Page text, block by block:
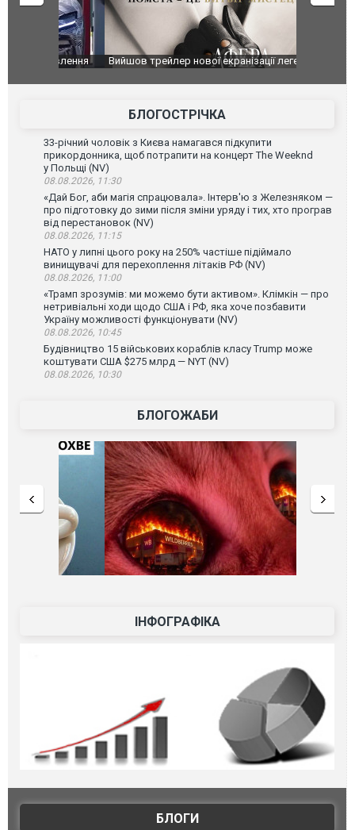
Вийшов трейлер нової екранізації легендарного
БЛОГОСТРІЧКА
33-річний чоловік з Києва намагався підкупити
прикордонника, щоб потрапити на концерт The Weeknd
у Польщі (NV)
08.08.2026, 11:30
«Дай Бог, аби магія спрацювала». Інтерв'ю з Железняком —
про підготовку до зими після зміни уряду і тих, хто програв
від перестановок (NV)
08.08.2026, 11:15
НАТО у липні цього року на 250% частіше підіймало
винищувачі для перехоплення літаків РФ (NV)
08.08.2026, 11:00
«Трамп зрозумів: ми можемо бути активом». Клімкін — про
нетривіальні ходи щодо США і РФ, яка хоче позбавити
Україну можливості функціонувати (NV)
08.08.2026, 10:45
Будівництво 15 військових кораблів класу Trump може
коштувати США $275 млрд — NYT (NV)
08.08.2026, 10:30
БЛОГОЖАБИ
ІНФОГРАФІКА
БЛОГИ